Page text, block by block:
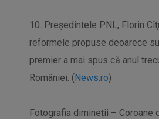
10. Preşedintele PNL, Florin
reformele propuse deoarece
premier a mai spus că anul
României. (News.ro)
Fotografia dimineții – Coroane